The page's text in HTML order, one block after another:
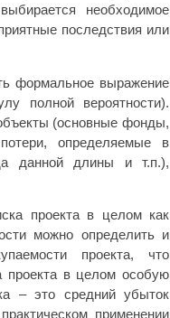
необходимое
последствия или
формальное выражение
полной вероятности).
(основные фонды,
определяемые в
данной длины и т.п.),
проекта в целом как
можно определить и
проекта, что
проекта в целом особую
– это средний убыток
применении